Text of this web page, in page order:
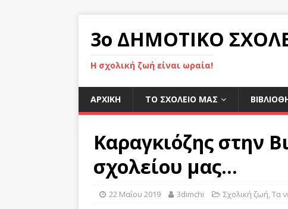
3ο ΔΗΜΟΤΙΚΟ
Η σχολική ζωή είναι ωραία!
ΑΡΧΙΚΉ ΤΟ ΣΧΟΛΕΙΟ ΜΑΣ
Καραγκιόζης στην
σχολείου μας…
22 Μαΐου 2019 3dimchi Σχολική ζωή,Τα